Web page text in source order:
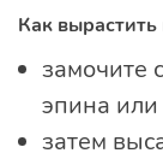
Как
замочите
эпина или
затем